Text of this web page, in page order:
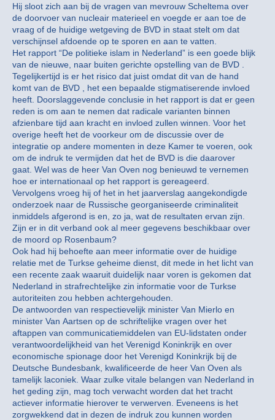
Hij sloot zich aan bij de vragen van mevrouw Scheltema over
de doorvoer van nucleair materieel en voegde er aan toe de
vraag of de huidige wetgeving de BVD in staat stelt om dat
verschijnsel afdoende op te sporen en aan te vatten.
Het rapport “De politieke islam in Nederland” is een goede blijk
van de nieuwe, naar buiten gerichte opstelling van de BVD .
Tegelijkertijd is er het risico dat juist omdat dit van de hand
komt van de BVD , het een bepaalde stigmatiserende invloed
heeft. Doorslaggevende conclusie in het rapport is dat er geen
reden is om aan te nemen dat radicale varianten binnen
afzienbare tijd aan kracht en invloed zullen winnen. Voor het
overige heeft het de voorkeur om de discussie over de
integratie op andere momenten in deze Kamer te voeren, ook
om de indruk te vermijden dat het de BVD is die daarover
gaat. Wel was de heer Van Oven nog benieuwd te vernemen
hoe er internationaal op het rapport is gereageerd.
Vervolgens vroeg hij of het in het jaarverslag aangekondigde
onderzoek naar de Russische georganiseerde criminaliteit
inmiddels afgerond is en, zo ja, wat de resultaten ervan zijn.
Zijn er in dit verband ook al meer gegevens beschikbaar over
de moord op Rosenbaum?
Ook had hij behoefte aan meer informatie over de huidige
relatie met de Turkse geheime dienst, dit mede in het licht van
een recente zaak waaruit duidelijk naar voren is gekomen dat
Nederland in strafrechtelijke zin informatie voor de Turkse
autoriteiten zou hebben achtergehouden.
De antwoorden van respectievelijk minister Van Mierlo en
minister Van Aartsen op de schriftelijke vragen over het
aftappen van communicatiemiddelen van EU-lidstaten onder
verantwoordelijkheid van het Verenigd Koninkrijk en over
economische spionage door het Verenigd Koninkrijk bij de
Deutsche Bundesbank, kwalificeerde de heer Van Oven als
tamelijk laconiek. Waar zulke vitale belangen van Nederland in
het geding zijn, mag toch verwacht worden dat het tracht
actiever informatie hierover te verwerven. Eveneens is het
zorgwekkend dat in dezen de indruk zou kunnen worden